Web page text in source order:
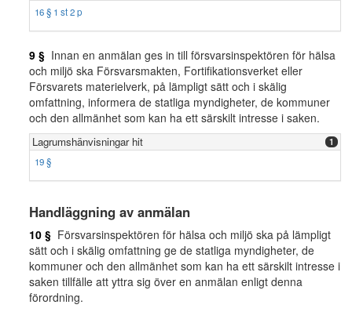
16 § 1 st 2 p
9 § Innan en anmälan ges in till försvarsinspektören för hälsa
och miljö ska Försvarsmakten, Fortifikationsverket eller
Försvarets materielverk, på lämpligt sätt och i skälig
omfattning, informera de statliga myndigheter, de kommuner
och den allmänhet som kan ha ett särskilt intresse i saken.
Lagrumshänvisningar hit 1
19 §
Handläggning av anmälan
10 § Försvarsinspektören för hälsa och miljö ska på lämpligt
sätt och i skälig omfattning ge de statliga myndigheter, de
kommuner och den allmänhet som kan ha ett särskilt intresse i
saken tillfälle att yttra sig över en anmälan enligt denna
förordning.